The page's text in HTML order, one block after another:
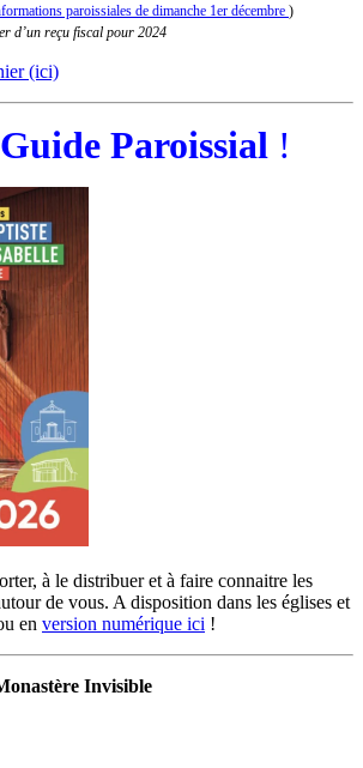
paroissiales de dimanche 1er décembre )
d’un reçu fiscal pour 2024
(ici)
Paroissial !
à le distribuer et à faire connaitre les
de vous. A disposition dans les églises et
en version numérique ici !
Invisible